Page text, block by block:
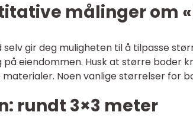
målinger om
selv gir deg muligheten til å tilpasse
på eiendommen. Husk at større boder
Noen vanlige størrelser for
rundt 3×3 meter